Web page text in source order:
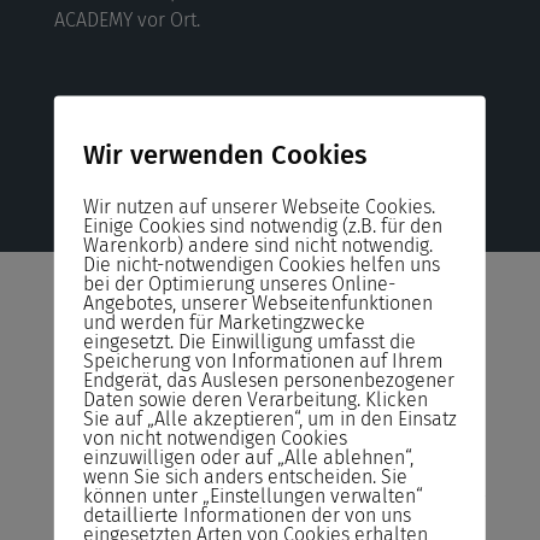
ACADEMY vor Ort.
Unser Angebot von dem
Sie profitieren!
Unser Angebot von dem Sie profitieren Wir bieten
Ihnen kostenlos und unverbindlich die Möglichkeit
an, einen Hackerangriff live in einer gesicherten
Wir verwenden Cookies
Wir nutzen auf unserer Webseite Cookies.
Einige Cookies sind notwendig (z.B. für den
Warenkorb) andere sind nicht notwendig.
Die nicht-notwendigen Cookies helfen uns
bei der Optimierung unseres Online-
Angebotes, unserer Webseitenfunktionen
und werden für Marketingzwecke
eingesetzt. Die Einwilligung umfasst die
Speicherung von Informationen auf Ihrem
Endgerät, das Auslesen personenbezogener
Daten sowie deren Verarbeitung. Klicken
Sie auf „Alle akzeptieren“, um in den Einsatz
von nicht notwendigen Cookies
einzuwilligen oder auf „Alle ablehnen“,
wenn Sie sich anders entscheiden. Sie
können unter „Einstellungen verwalten“
detaillierte Informationen der von uns
eingesetzten Arten von Cookies erhalten